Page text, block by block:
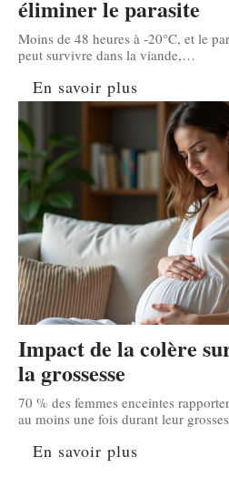
éliminer le parasite
Moins de 48 heures à -20°C, et le
peut survivre dans la viande,…
En savoir plus
Impact de la colère
la grossesse
70 % des femmes enceintes
au moins une fois durant leur
En savoir plus